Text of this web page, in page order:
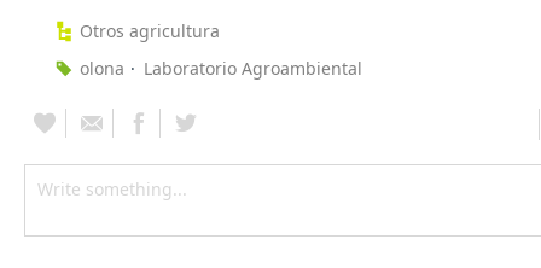
Otros agricultura
olona
Laboratorio Agroambiental